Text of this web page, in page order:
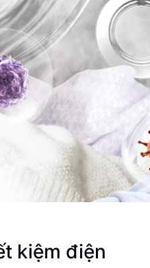
kiệm điện